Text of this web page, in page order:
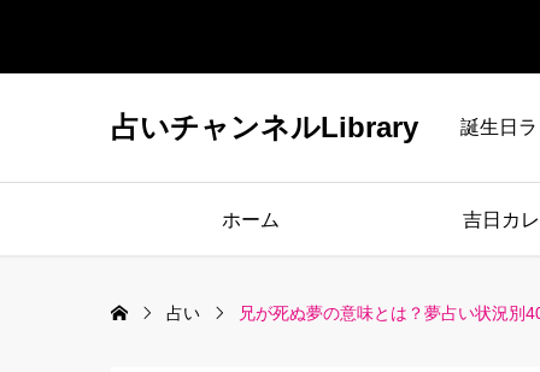
占いチャンネルLibrary 誕生日
ホーム 吉日カ
占い 兄が死ぬ夢の意味とは？夢占い状況別